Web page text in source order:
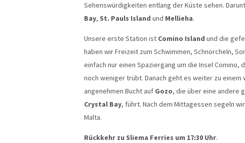
Sehenswürdigkeiten entlang der Küste sehen.
Bay, St. Pauls Island und Mellieha.
Unsere erste Station ist Comino Island und die
haben wir Freizeit zum Schwimmen, Schnorcheln,
einfach nur einen Spaziergang um die Insel Comino,
noch weniger trübt. Danach geht es weiter zu
angenehmen Bucht auf Gozo, die über eine andere
Crystal Bay, führt. Nach dem Mittagessen segeln
Malta.
Rückkehr zu Sliema Ferries um 17:30 Uhr.